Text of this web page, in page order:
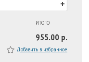
ИТОГО
955.00 р.
Добавить в избранное